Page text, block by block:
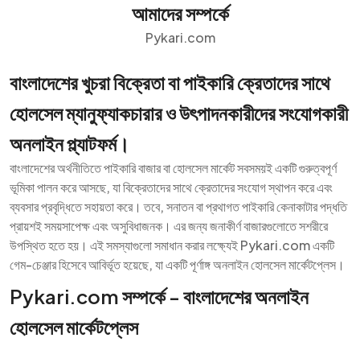
আমাদের সম্পর্কে
Pykari.com
বাংলাদেশের খুচরা বিক্রেতা বা পাইকারি ক্রেতাদের সাথে
হোলসেল ম্যানুফ্যাকচারার ও উৎপাদনকারীদের সংযোগকারী
অনলাইন প্ল্যাটফর্ম।
বাংলাদেশের অর্থনীতিতে পাইকারি বাজার বা হোলসেল মার্কেট সবসময়ই একটি গুরুত্বপূর্ণ
ভূমিকা পালন করে আসছে, যা বিক্রেতাদের সাথে ক্রেতাদের সংযোগ স্থাপন করে এবং
ব্যবসার প্রবৃদ্ধিতে সহায়তা করে। তবে, সনাতন বা প্রথাগত পাইকারি কেনাকাটার পদ্ধতি
প্রায়শই সময়সাপেক্ষ এবং অসুবিধাজনক। এর জন্য জনাকীর্ণ বাজারগুলোতে সশরীরে
উপস্থিত হতে হয়। এই সমস্যাগুলো সমাধান করার লক্ষ্যেই Pykari.com একটি
গেম-চেঞ্জার হিসেবে আবির্ভূত হয়েছে, যা একটি পূর্ণাঙ্গ অনলাইন হোলসেল মার্কেটপ্লেস।
Pykari.com সম্পর্কে - বাংলাদেশের অনলাইন
হোলসেল মার্কেটপ্লেস